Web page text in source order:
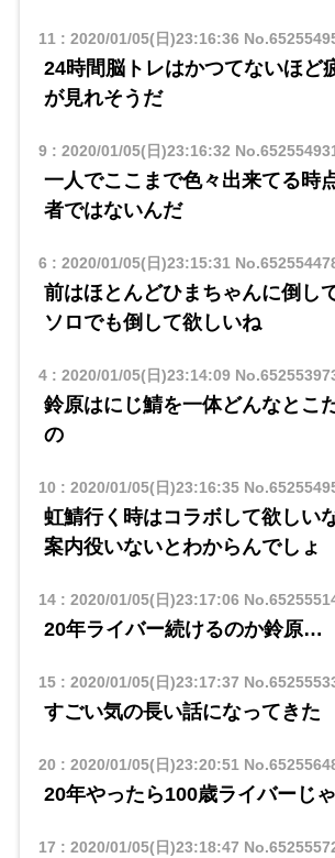
11: 2020/01/05(日)23:16:36
24時間脳トレはかつてないほど
が見れそうだ
9: 2020/01/05(日)23:16:32
一人でここまで色々出来てる時
者ではないんだ
6 : 2020/01/05(日)23:15:31
前はほとんどひまちゃんに倒し
ソロでも倒して欲しいね
4: 2020/01/05(日)23:14:09
鈴原はにじ鯖を一体どんなとこ
の
10 : 2020/01/05(日)23:16:35
虹鯖行く時はコラボして欲しい
案内役いないとわからんでしょ
14: 2020/01/05(日)23:17:06
20年ライバー続けるのか鈴原…
15: 2020/01/05(日)23:17:37
すごい気の長い話になってきた
20 : 2020/01/05(日)23:20:51
20年やったら100歳ライバーじゃ
17 : 2020/01/05(日)23:18:47